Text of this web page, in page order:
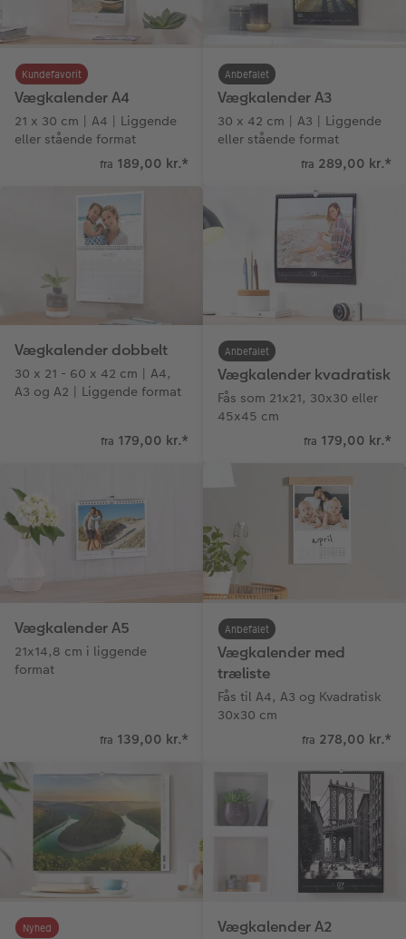
Fotopanel
Talcollage
Inspiration
Gratis fotolagring
Tilbehør
Firmagave
Gratis fotolagring
Digitalt festkort
Vægkalender A4
21 x 30 cm | A4 | Liggende
eller stående format
Kundefavorit
fra 189,00 kr.*
Vægkalender A3
30 x 42 cm | A3 | Liggende
eller stående format
Anbefalet
fra 289,00 kr.*
Vægkalender dobbelt
30 x 21 - 60 x 42 cm | A4,
A3 og A2 | Liggende format
fra 179,00 kr.*
Vægkalender kvadratisk
Fås som 21x21, 30x30 eller
45x45 cm
Anbefalet
fra 179,00 kr.*
Vægkalender A5
21x14,8 cm i liggende
format
fra 139,00 kr.*
Vægkalender med
træliste
Fås til A4, A3 og Kvadratisk
30x30 cm
Anbefalet
fra 278,00 kr.*
Nyhed Vægkalender A2